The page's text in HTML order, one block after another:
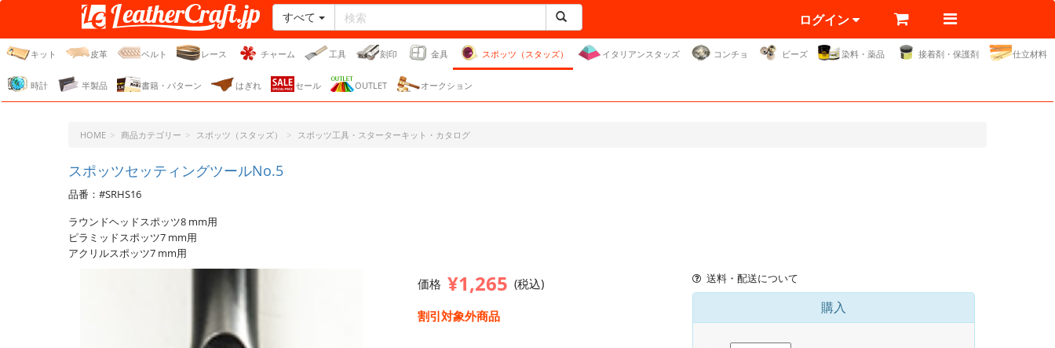
レザークラフト・ドット・
ジェーピー
すべて ログイン
キット 皮革 ベルト レース チャーム 工具 刻印 金具 スポッツ（スタッズ） イタリアンスタッズ コンチョ ビーズ 染料・薬品 接着剤・保護剤 仕立材料
時計 半製品 書籍・パターン はぎれ セール OUTLET オークション
HOME 商品カテゴリー スポッツ（スタッズ） スポッツ工具・スターターキット・カタログ
スポッツセッティングツールNo.5
品番：#SRHS16
ラウンドヘッドスポッツ8 mm用
ピラミッドスポッツ7 mm用
アクリルスポッツ7 mm用
価格 ¥1,265 (税込)
割引対象外商品
送料・配送について
購入